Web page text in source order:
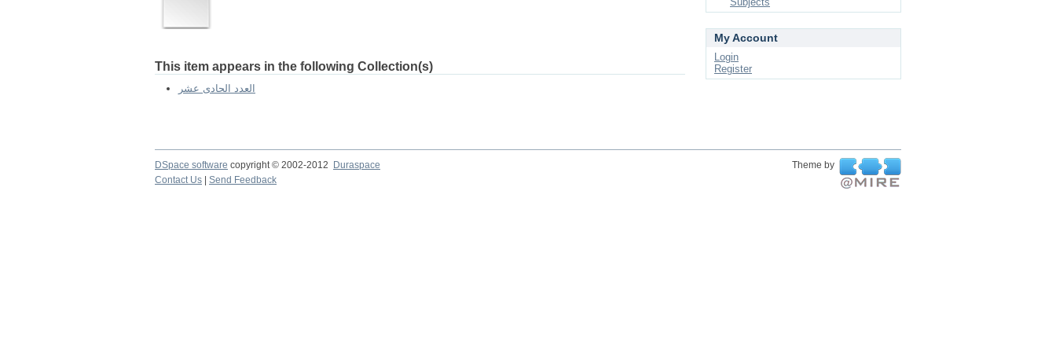
This item appears in the following Collection(s)
العدد الحادى عشر
My Account
Login
Register
DSpace software copyright © 2002-2012 Duraspace
Theme by
Contact Us
Send Feedback